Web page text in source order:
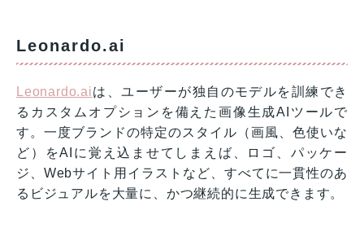
Leonardo.ai
Leonardo.aiは、ユーザーが独自のモデルを訓練でき
るカスタムオプションを備えた画像生成AIツールで
す。一度ブランドの特定のスタイル（画風、色使いな
ど）をAIに覚え込ませてしまえば、ロゴ、パッケー
ジ、Webサイト用イラストなど、すべてに一貫性のあ
るビジュアルを大量に、かつ継続的に生成できます。